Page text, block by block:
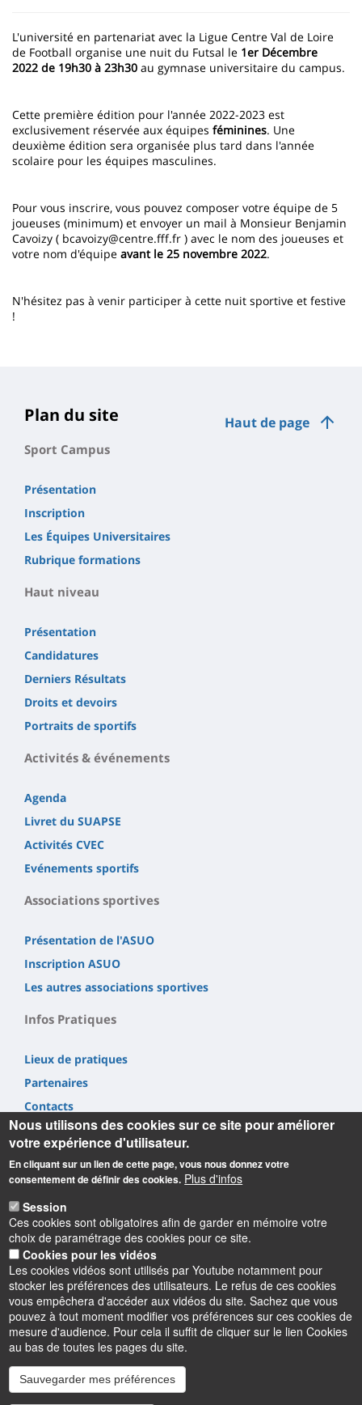
L'université en partenariat avec la Ligue Centre Val de Loire
de Football organise une nuit du Futsal le 1er Décembre
2022 de 19h30 à 23h30 au gymnase universitaire du campus.
Cette première édition pour l'année 2022-2023 est
exclusivement réservée aux équipes féminines. Une
deuxième édition sera organisée plus tard dans l'année
scolaire pour les équipes masculines.
Pour vous inscrire, vous pouvez composer votre équipe de 5
joueuses (minimum) et envoyer un mail à Monsieur Benjamin
Cavoizy ( bcavoizy@centre.fff.fr ) avec le nom des joueuses et
votre nom d'équipe avant le 25 novembre 2022.
N'hésitez pas à venir participer à cette nuit sportive et festive
!
Haut de page
Plan du site
Sport Campus
Présentation
Inscription
Les Équipes Universitaires
Rubrique formations
Haut niveau
Présentation
Candidatures
Derniers Résultats
Droits et devoirs
Portraits de sportifs
Activités & événements
Agenda
Livret du SUAPSE
Activités CVEC
Evénements sportifs
Associations sportives
Présentation de l'ASUO
Inscription ASUO
Les autres associations sportives
Infos Pratiques
Lieux de pratiques
Partenaires
Contacts
Informations
SUAPSE/pôle STAPS Collégium ST,
2 allée du Château BP 6237
45062 Orléans Cedex 2
suapse@univ-orleans.fr
InstagramLinkedInYoutube
Nous utilisons des cookies sur ce site pour améliorer
votre expérience d'utilisateur.
En cliquant sur un lien de cette page, vous nous donnez votre
consentement de définir des cookies. Plus d'infos
Session
Ces cookies sont obligatoires afin de garder en mémoire votre
choix de paramétrage des cookies pour ce site.
Cookies pour les vidéos
Les cookies vidéos sont utilisés par Youtube notamment pour
stocker les préférences des utilisateurs. Le refus de ces cookies
vous empêchera d'accéder aux vidéos du site. Sachez que vous
pouvez à tout moment modifier vos préférences sur ces cookies de
mesure d'audience. Pour cela il suffit de cliquer sur le lien Cookies
au bas de toutes les pages du site.
Sauvegarder mes préférences